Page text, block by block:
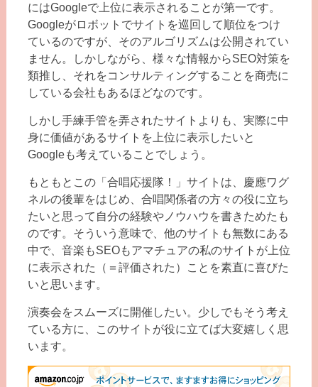
にはGoogleで上位に表示されることが第一です。
Googleがロボットでサイトを巡回して順位をつけ
ているのですが、そのアルゴリズムは公開されてい
ません。しかしながら、様々な情報からSEO対策を
類推し、それをコンサルティングすることを商売に
している会社もあるほどなのです。
しかし手練手管を弄されたサイトよりも、実際に中
身に価値があるサイトを上位に表示したいと
Googleも考えていることでしょう。
もともとこの「合唱応援隊！」サイトは、慶應ワグ
ネルの後輩をはじめ、合唱関係者の方々の役に立ち
たいと思って自分の経験やノウハウを書きためたも
のです。そういう意味で、他のサイトも無数にある
中で、音楽もSEOもアマチュアの私のサイトが上位
に表示された（＝評価された）ことを素直に喜びた
いと思います。
演奏会をスムーズに開催したい。少しでもそう考え
ている方に、このサイトが役に立てば大変嬉しく思
います。